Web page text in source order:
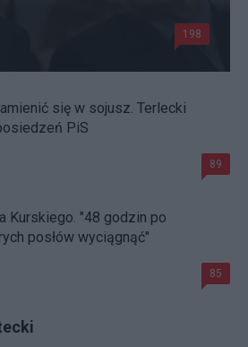
198
się w sojusz. Terlecki
PiS
89
Kurskiego. "48 godzin po
posłów wyciągnąć"
85